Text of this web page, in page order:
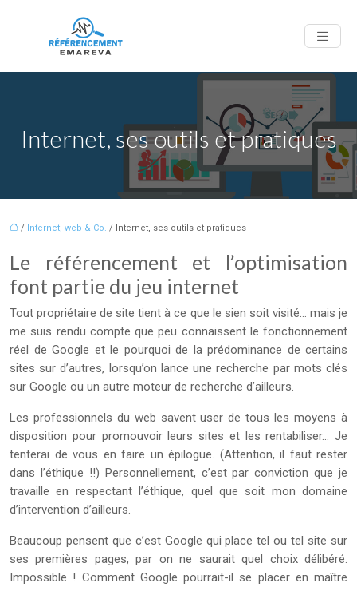
Internet, ses outils et pratiques
/ Internet, web & Co. / Internet, ses outils et pratiques
Le référencement et l’optimisation
font partie du jeu internet
Tout propriétaire de site tient à ce que le sien soit visité… mais je
me suis rendu compte que peu connaissent le fonctionnement
réel de Google et le pourquoi de la prédominance de certains
sites sur d’autres, lorsqu’on lance une recherche par mots clés
sur Google ou un autre moteur de recherche d’ailleurs.
Les professionnels du web savent user de tous les moyens à
disposition pour promouvoir leurs sites et les rentabiliser… Je
tenterai de vous en faire un épilogue. (Attention, il faut rester
dans l’éthique !!) Personnellement, c’est par conviction que je
travaille en respectant l’éthique, quel que soit mon domaine
d’intervention d’ailleurs.
Beaucoup pensent que c’est Google qui place tel ou tel site sur
ses premières pages, par on ne saurait quel choix délibéré.
Impossible ! Comment Google pourrait-il se placer en maître